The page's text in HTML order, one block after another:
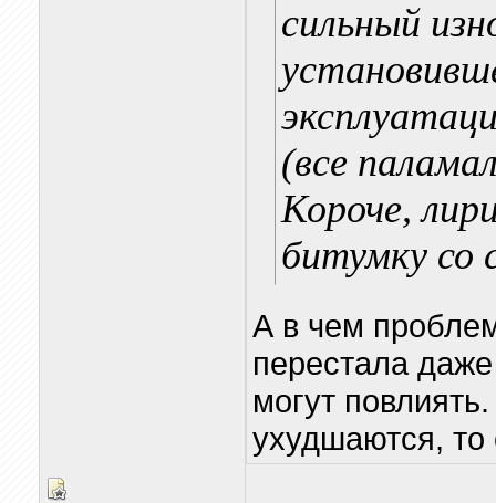
сильный
(все
Короче,
битумку со
А в чем
перестала
могут
ухудшаются, то